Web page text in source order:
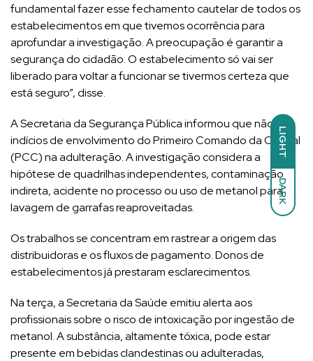
LIGHT
DARK
fundamental fazer esse fechamento cautelar de todos os
estabelecimentos em que tivemos ocorrência para
aprofundar a investigação. A preocupação é garantir a
segurança do cidadão. O estabelecimento só vai ser
liberado para voltar a funcionar se tivermos certeza que
está seguro”, disse.
A Secretaria da Segurança Pública informou que não há
indícios de envolvimento do Primeiro Comando da Capital
(PCC) na adulteração. A investigação considera a
hipótese de quadrilhas independentes, contaminação
indireta, acidente no processo ou uso de metanol para
lavagem de garrafas reaproveitadas.
Os trabalhos se concentram em rastrear a origem das
distribuidoras e os fluxos de pagamento. Donos de
estabelecimentos já prestaram esclarecimentos.
Na terça, a Secretaria da Saúde emitiu alerta aos
profissionais sobre o risco de intoxicação por ingestão de
metanol. A substância, altamente tóxica, pode estar
presente em bebidas clandestinas ou adulteradas,